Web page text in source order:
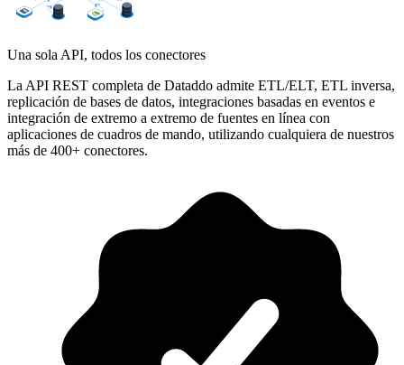
Una sola API, todos los conectores
La API REST completa de Dataddo admite ETL/ELT, ETL inversa,
replicación de bases de datos, integraciones basadas en eventos e
integración de extremo a extremo de fuentes en línea con
aplicaciones de cuadros de mando, utilizando cualquiera de nuestros
más de 400+ conectores.